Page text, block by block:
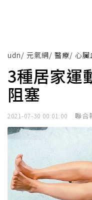
udn/ 元氣網/ 醫療/ 心臟
3種居家運
阻塞
2021-07-30 00:01:00 聯合